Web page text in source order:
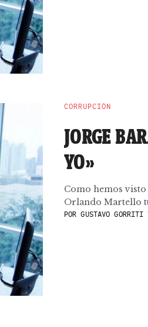
CORRUPCIÓN
JORGE
YO»
Como hemos
Orlando Martello
POR GUSTAVO GORRITI